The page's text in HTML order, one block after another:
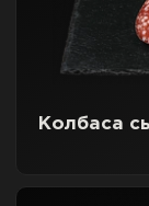
Колбаса